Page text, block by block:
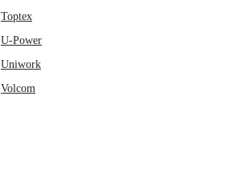
Toptex
U-Power
Uniwork
Volcom